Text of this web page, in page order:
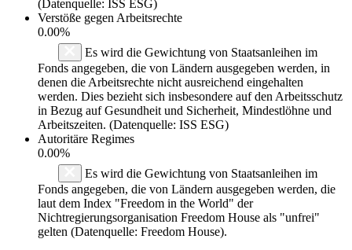
(Datenquelle: ISS ESG)
Verstöße gegen Arbeitsrechte
0.00%
Es wird die Gewichtung von Staatsanleihen im
Fonds angegeben, die von Ländern ausgegeben werden, in
denen die Arbeitsrechte nicht ausreichend eingehalten
werden. Dies bezieht sich insbesondere auf den Arbeitsschutz
in Bezug auf Gesundheit und Sicherheit, Mindestlöhne und
Arbeitszeiten. (Datenquelle: ISS ESG)
Autoritäre Regimes
0.00%
Es wird die Gewichtung von Staatsanleihen im
Fonds angegeben, die von Ländern ausgegeben werden, die
laut dem Index "Freedom in the World" der
Nichtregierungsorganisation Freedom House als "unfrei"
gelten (Datenquelle: Freedom House).